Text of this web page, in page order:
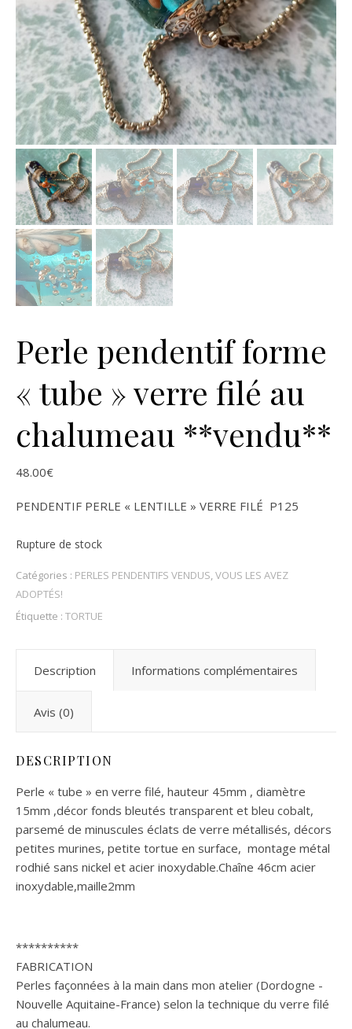
Perle pendentif forme
« tube » verre filé au
chalumeau **vendu**
48.00€
PENDENTIF PERLE « LENTILLE » VERRE FILÉ P125
Rupture de stock
Catégories : PERLES PENDENTIFS VENDUS VOUS LES AVEZ
ADOPTÉS!
Étiquette : TORTUE
Description Informations complémentaires
Avis (0)
DESCRIPTION
Perle « tube » en verre filé, hauteur 45mm , diamètre
15mm ,décor fonds bleutés transparent et bleu cobalt,
parsemé de minuscules éclats de verre métallisés, décors
petites murines, petite tortue en surface, montage métal
rodhié sans nickel et acier inoxydable.Chaîne 46cm acier
inoxydable,maille2mm
**********
FABRICATION
Perles façonnées à la main dans mon atelier (Dordogne -
Nouvelle Aquitaine-France) selon la technique du verre filé
au chalumeau.